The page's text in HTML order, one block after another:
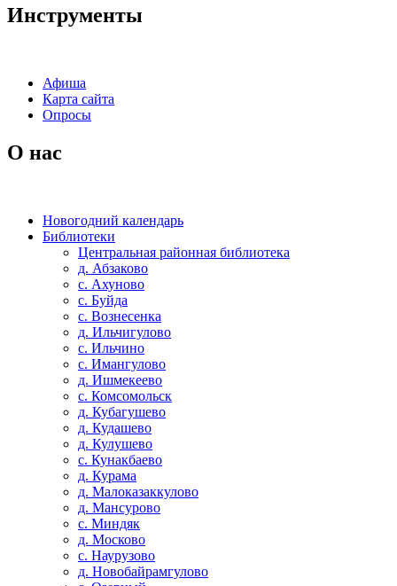
Инструменты
Афиша
Карта сайта
Опросы
О нас
Новогодний календарь
Библиотеки
Центральная районная библиотека
д. Абзаково
с. Ахуново
с. Буйда
с. Вознесенка
д. Ильчигулово
с. Ильчино
с. Имангулово
д. Ишмекеево
с. Комсомольск
д. Кубагушево
д. Кудашево
д. Кулушево
с. Кунакбаево
д. Курама
д. Малоказаккулово
д. Мансурово
с. Миндяк
д. Москово
с. Наурузово
д. Новобайрамгулово